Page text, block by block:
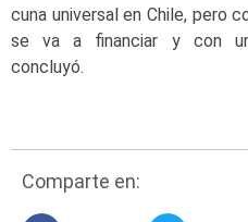
cuna universal en Chile, pero
se va a financiar y con
concluyó.
Comparte en: